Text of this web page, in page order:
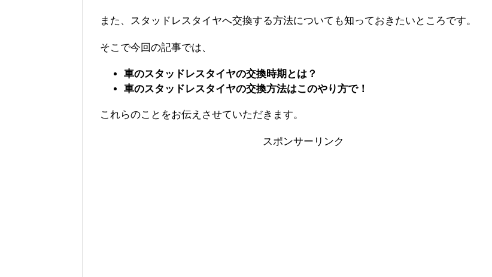
また、スタッドレスタイヤへ交換する方法についても知っておきたいところです。
そこで今回の記事では、
車のスタッドレスタイヤの交換時期とは？
車のスタッドレスタイヤの交換方法はこのやり方で！
これらのことをお伝えさせていただきます。
スポンサーリンク